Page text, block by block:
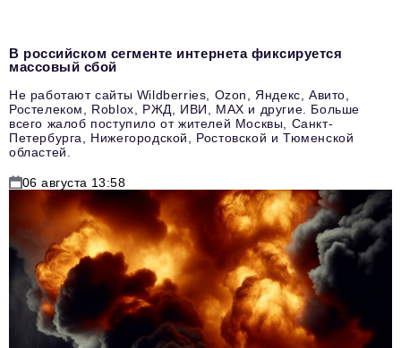
В российском сегменте интернета фиксируется
массовый сбой
Не работают сайты Wildberries, Ozon, Яндекс, Авито,
Ростелеком, Roblox, РЖД, ИВИ, MAX и другие. Больше
всего жалоб поступило от жителей Москвы, Санкт-
Петербурга, Нижегородской, Ростовской и Тюменской
областей.
06 августа 13:58